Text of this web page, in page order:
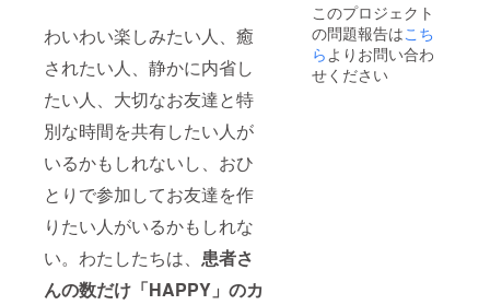
わいわい楽しみたい人、癒
されたい人、静かに内省し
たい人、大切なお友達と特
別な時間を共有したい人が
いるかもしれないし、おひ
とりで参加してお友達を作
りたい人がいるかもしれな
い。わたしたちは、 患者さ
んの数だけ「HAPPY」のカ
載名を
変えて
ほし
い、掲
載した
このプロジェクト
の問題報告はこち
らよりお問い合わ
せください